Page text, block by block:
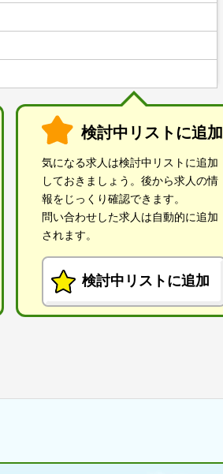
検討中リストに追加
気になる求人は検討中リストに追加
しておきましょう。後から求人の情
報をじっくり確認できます。
問い合わせした求人は自動的に追加
されます。
検討中リストに追加